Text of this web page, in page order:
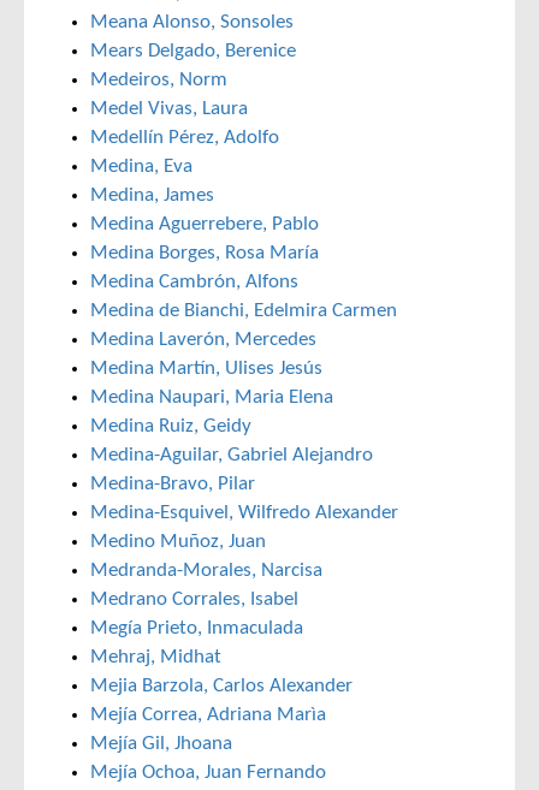
Meana Alonso, Sonsoles
Mears Delgado, Berenice
Medeiros, Norm
Medel Vivas, Laura
Medellín Pérez, Adolfo
Medina, Eva
Medina, James
Medina Aguerrebere, Pablo
Medina Borges, Rosa María
Medina Cambrón, Alfons
Medina de Bianchi, Edelmira Carmen
Medina Laverón, Mercedes
Medina Martín, Ulises Jesús
Medina Naupari, Maria Elena
Medina Ruiz, Geidy
Medina-Aguilar, Gabriel Alejandro
Medina-Bravo, Pilar
Medina-Esquivel, Wilfredo Alexander
Medino Muñoz, Juan
Medranda-Morales, Narcisa
Medrano Corrales, Isabel
Megía Prieto, Inmaculada
Mehraj, Midhat
Mejia Barzola, Carlos Alexander
Mejía Correa, Adriana Marìa
Mejía Gil, Jhoana
Mejía Ochoa, Juan Fernando